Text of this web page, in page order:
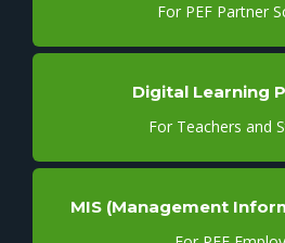
For PEF Partner
Digital Learning
For Teachers and
MIS (Management